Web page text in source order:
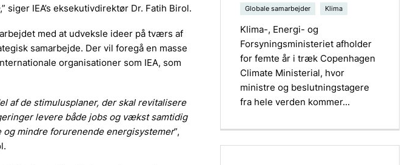
,” siger IEA’s eksekutivdirektør Dr. Fatih Birol.
med at udveksle ideer på tværs af
samarbejde. Der vil foregå en masse
organisationer som IEA, som
af de stimulusplaner, der skal revitalisere
levere både jobs og vækst samtidig
mindre forurenende energisystemer”,
Globale samarbejder Klima
Klima-, Energi- og
Forsyningsministeriet afholder
for femte år i træk Copenhagen
Climate Ministerial, hvor
ministre og beslutningstagere
fra hele verden kommer...